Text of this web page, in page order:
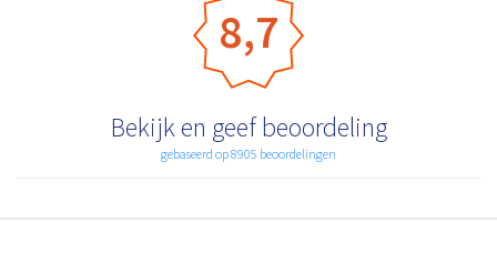
8,7
Bekijk en geef beoordeling
gebaseerd op 8905 beoordelingen